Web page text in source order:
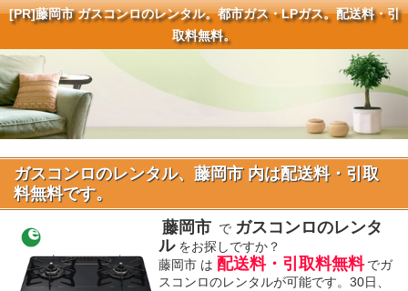
[PR]藤岡市 ガスコンロのレンタル。都市ガス・LPガス。配送料・引
取料無料。
ガスコンロのレンタル、藤岡市 内は配送料・引取
料無料です。
藤岡市 で ガスコンロのレンタ
ル をお探しですか？
藤岡市 は 配送料・引取料無料 でガ
スコンロのレンタルが可能です。30日、